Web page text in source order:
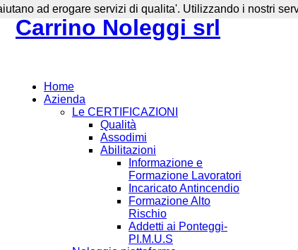
Carrino Noleggi srl
Home
Azienda
Le CERTIFICAZIONI
Qualità
Assodimi
Abilitazioni
Informazione e
Formazione Lavoratori
Incaricato Antincendio
Formazione Alto
Rischio
Addetti ai Ponteggi-
PI.M.U.S
ad erogare servizi di qualita'. Utilizzando i nostri